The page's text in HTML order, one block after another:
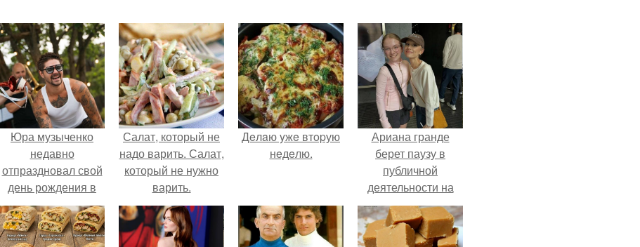
Юра музыченко
недавно
отпраздновал свой
день рождения в
кругу самых
близких и родных
людей.
Салат, который не
надо варить. Салат,
который не нужно
варить.
Дeлaю yжe втopую
нeдeлю.
Ариана гранде
берет паузу в
публичной
деятельности на
фоне слухов о
своем здоровье.